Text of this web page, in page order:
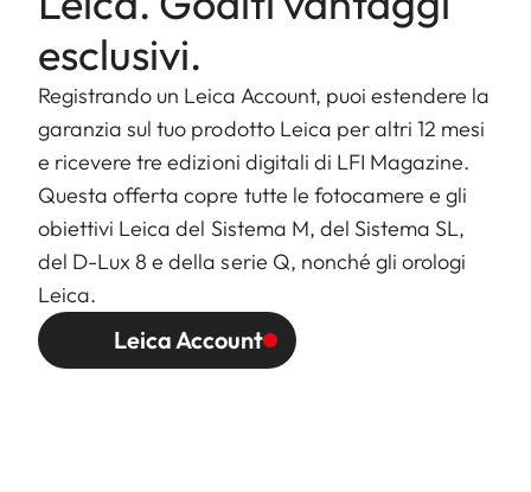
esclusivi.
Registrando un Leica Account, puoi estendere la
garanzia sul tuo prodotto Leica per altri 12 mesi
e ricevere tre edizioni digitali di LFI Magazine.
Questa offerta copre tutte le fotocamere e gli
obiettivi Leica del Sistema M, del Sistema SL,
del D-Lux 8 e della serie Q, nonché gli orologi
Leica.
Leica Account